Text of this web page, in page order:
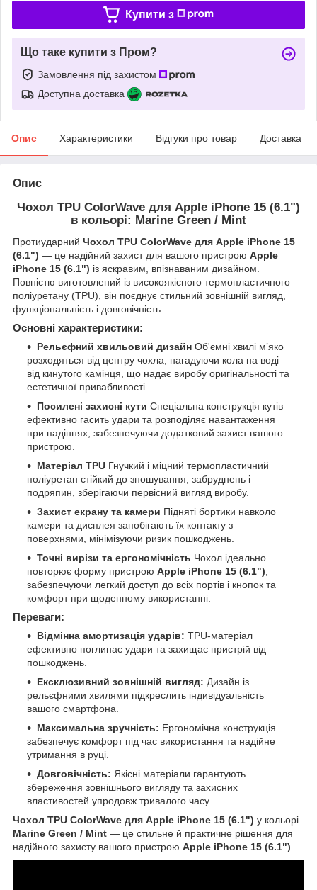
Купити з
Що таке купити з Пром?
Замовлення під захистом
Доступна доставка
Опис Характеристики Відгуки про товар Доставка
Опис
Чохол TPU ColorWave для Apple iPhone 15 (6.1")
в кольорі: Marine Green / Mint
Протиударний Чохол TPU ColorWave для Apple iPhone 15
(6.1") — це надійний захист для вашого пристрою Apple
iPhone 15 (6.1") із яскравим, впізнаваним дизайном.
Повністю виготовлений із високоякісного термопластичного
поліуретану (TPU), він поєднує стильний зовнішній вигляд,
функціональність і довговічність.
Основні характеристики:
Рельєфний хвильовий дизайн Об'ємні хвилі м’яко
розходяться від центру чохла, нагадуючи кола на воді
від кинутого камінця, що надає виробу оригінальності та
естетичної привабливості.
Посилені захисні кути Спеціальна конструкція кутів
ефективно гасить удари та розподіляє навантаження
при падіннях, забезпечуючи додатковий захист вашого
пристрою.
Матеріал TPU Гнучкий і міцний термопластичний
поліуретан стійкий до зношування, забруднень і
подряпин, зберігаючи первісний вигляд виробу.
Захист екрану та камери Підняті бортики навколо
камери та дисплея запобігають їх контакту з
поверхнями, мінімізуючи ризик пошкоджень.
Точні вирізи та ергономічність Чохол ідеально
повторює форму пристрою Apple iPhone 15 (6.1")
забезпечуючи легкий доступ до всіх портів і кнопок та
комфорт при щоденному використанні.
Переваги:
Відмінна амортизація ударів: TPU-матеріал
ефективно поглинає удари та захищає пристрій від
пошкоджень.
Ексклюзивний зовнішній вигляд: Дизайн із
рельєфними хвилями підкреслить індивідуальність
вашого смартфона.
Максимальна зручність: Ергономічна конструкція
забезпечує комфорт під час використання та надійне
утримання в руці.
Довговічність: Якісні матеріали гарантують
збереження зовнішнього вигляду та захисних
властивостей упродовж тривалого часу.
Чохол TPU ColorWave для Apple iPhone 15 (6.1") у кольорі
Marine Green / Mint — це стильне й практичне рішення для
надійного захисту вашого пристрою Apple iPhone 15 (6.1")